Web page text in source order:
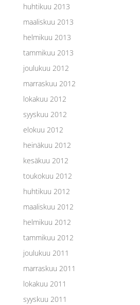
huhtikuu 2013
maaliskuu 2013
helmikuu 2013
tammikuu 2013
joulukuu 2012
marraskuu 2012
lokakuu 2012
syyskuu 2012
elokuu 2012
heinäkuu 2012
kesäkuu 2012
toukokuu 2012
huhtikuu 2012
maaliskuu 2012
helmikuu 2012
tammikuu 2012
joulukuu 2011
marraskuu 2011
lokakuu 2011
syyskuu 2011